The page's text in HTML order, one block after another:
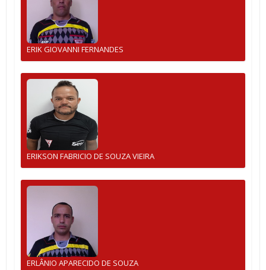
ERIK GIOVANNI FERNANDES
ERIKSON FABRICIO DE SOUZA VIEIRA
ERLÂNIO APARECIDO DE SOUZA